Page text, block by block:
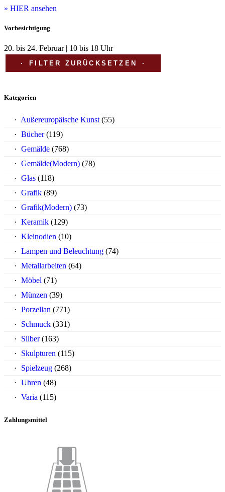
» HIER ansehen
Vorbesichtigung
20. bis 24. Februar | 10 bis 18 Uhr
FILTER ZURÜCKSETZEN
Kategorien
Außereuropäische Kunst (55)
Bücher (119)
Gemälde (768)
Gemälde(Modern) (78)
Glas (118)
Grafik (89)
Grafik(Modern) (73)
Keramik (129)
Kleinodien (10)
Lampen und Beleuchtung (74)
Metallarbeiten (64)
Möbel (71)
Münzen (39)
Porzellan (771)
Schmuck (331)
Silber (163)
Skulpturen (115)
Spielzeug (268)
Uhren (48)
Varia (115)
Zahlungsmittel